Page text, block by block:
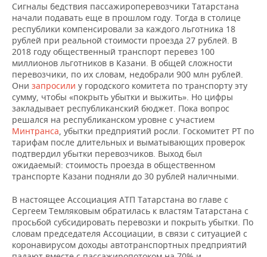
Сигналы бедствия пассажироперевозчики Татарстана
начали подавать еще в прошлом году. Тогда в столице
республики компенсировали за каждого льготника 18
рублей при реальной стоимости проезда 27 рублей. В
2018 году общественный транспорт перевез 100
миллионов льготников в Казани. В общей сложности
перевозчики, по их словам, недобрали 900 млн рублей.
Они запросили у городского комитета по транспорту эту
сумму, чтобы «покрыть убытки и выжить». Но цифры
закладывает республиканский бюджет. Пока вопрос
решался на республиканском уровне с участием
Минтранса, убытки предприятий росли. Госкомитет РТ по
тарифам после длительных и выматывающих проверок
подтвердил убытки перевозчиков. Выход был
ожидаемый: стоимость проезда в общественном
транспорте Казани подняли до 30 рублей наличными.
В настоящее Ассоциация АТП Татарстана во главе с
Сергеем Темляковым обратилась к властям Татарстана с
просьбой субсидировать перевозки и покрыть убытки. По
словам председателя Ассоциации, в связи с ситуацией с
коронавирусом доходы автотранспортных предприятий